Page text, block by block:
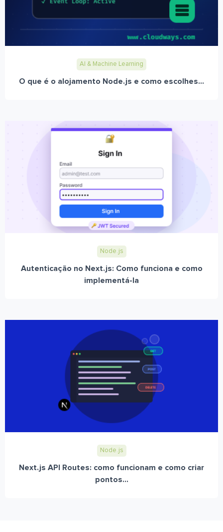
AI & Machine Learning
O que é o alojamento Node.js e como escolhes...
Node.js
Autenticação no Next.js: Como funciona e como
implementá-la
Node.js
Next.js API Routes: como funcionam e como criar
pontos...